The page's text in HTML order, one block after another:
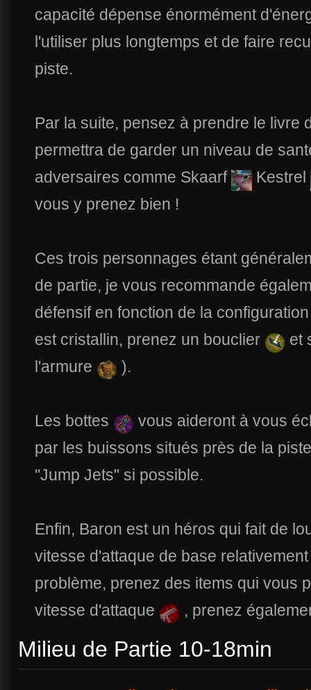
capacité dépense énormément
l'utiliser plus longtemps et de faire
piste.
Par la suite, pensez à prendre le livre
permettra de garder un niveau de
adversaires comme Skaarf
Kestrel
vous y prenez bien !
Ces trois personnages étant
de partie, je vous recommande
défensif en fonction de la
est cristallin, prenez un bouclier
et
l'armure
).
Les bottes
vous aideront à vous
par les buissons situés près de la
"Jump Jets" si possible.
Enfin, Baron est un héros qui fait de
vitesse d'attaque de base
problème, prenez des items qui vous
vitesse d'attaque
, prenez
Milieu de Partie 10-18min